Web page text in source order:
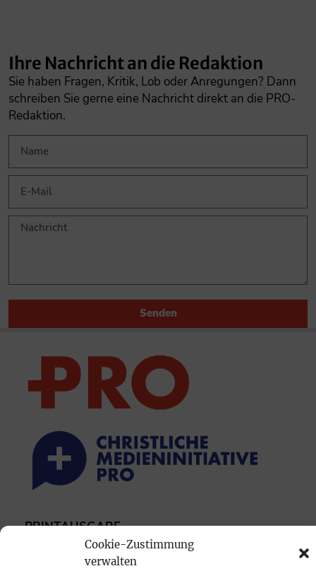
Cookie-Zustimmung
verwalten
Ihre Nachricht an die Redaktion
Sie haben Fragen, Kritik, Lob oder Anregungen? Dann
schreiben Sie gerne eine Nachricht direkt an die PRO-
Redaktion.
Senden
PRINTAUSGABE
Mediadaten